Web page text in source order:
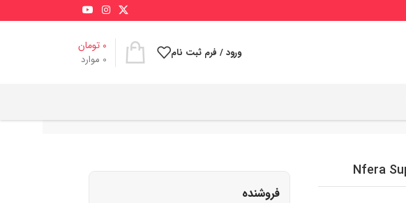
ورود / فرم ثبت نام 0 موارد
0 تومان
فروشنده